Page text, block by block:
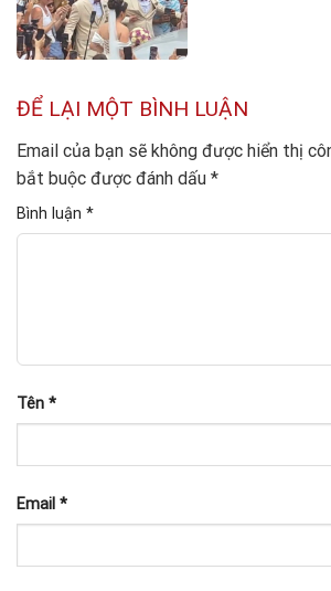
ĐỂ LẠI MỘT BÌNH LUẬN
Email của bạn sẽ không được hiển thị
bắt buộc được đánh dấu *
Bình luận *
Tên *
Email *